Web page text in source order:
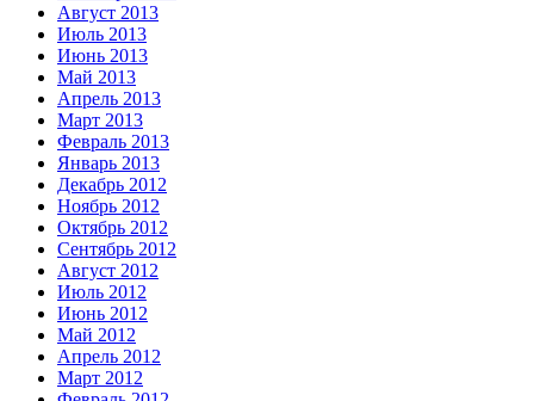
Август 2013
Июль 2013
Июнь 2013
Май 2013
Апрель 2013
Март 2013
Февраль 2013
Январь 2013
Декабрь 2012
Ноябрь 2012
Октябрь 2012
Сентябрь 2012
Август 2012
Июль 2012
Июнь 2012
Май 2012
Апрель 2012
Март 2012